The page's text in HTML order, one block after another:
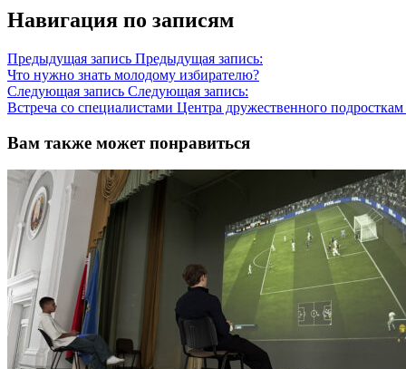
Навигация по записям
Предыдущая запись Предыдущая запись:
Что нужно знать молодому избирателю?
Следующая запись Следующая запись:
Встреча со специалистами Центра дружественного
Вам также может понравиться